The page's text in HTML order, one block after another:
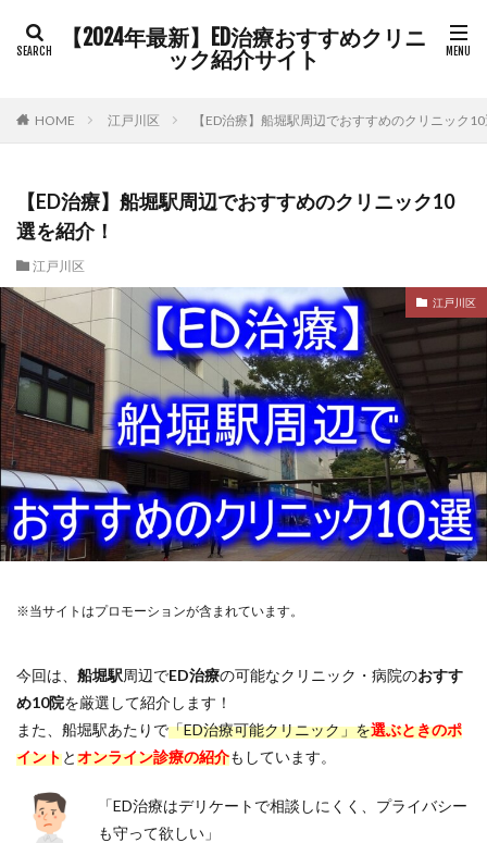
【2024年最新】ED治療おすすめクリニ
ック紹介サイト
HOME 江戸川区 【ED治療】船堀駅周辺でおすすめのクリニック
【ED治療】船堀駅周辺でおすすめのクリニック10
選を紹介！
江戸川区
江戸川区
※当サイトはプロモーションが含まれています。
今回は、 船堀駅周辺でED治療の可能なクリニック・病院のおすす
め10院を厳選して紹介します！
また、船堀駅あたりで「ED治療可能クリニック」を選ぶときのポ
イントとオンライン診療の紹介もしています。
「ED治療はデリケートで相談しにくく、プライバシー
も守って欲しい」